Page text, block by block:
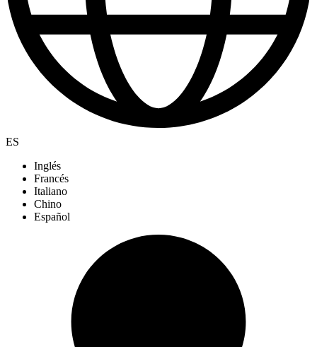
ES
Inglés
Francés
Italiano
Chino
Español